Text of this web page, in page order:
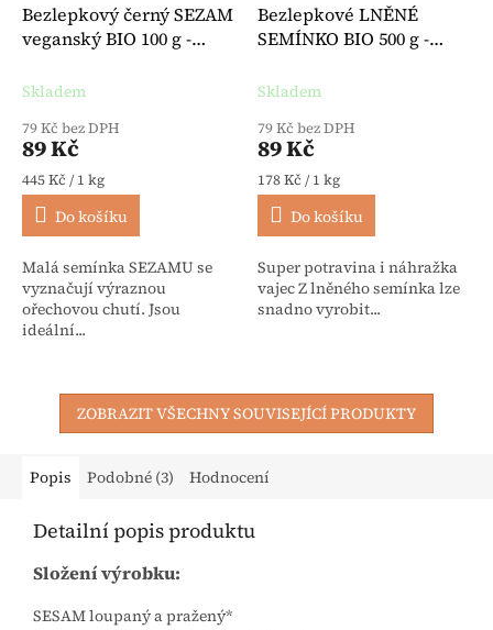
Bezlepkový černý SEZAM
veganský BIO 100 g -
Skladem
79 Kč bez DPH
89 Kč
Měrná cena:
445 Kč / 1 kg
Do košíku
Malá semínka SEZAMU se
vyznačují výraznou
ořechovou chutí. Jsou
ideální...
Bezlepkové LNĚNÉ
SEMÍNKO BIO 500 g -
Skladem
79 Kč bez DPH
89 Kč
Měrná cena:
178 Kč / 1 kg
Do košíku
Super potravina i náhražka
vajec Z lněného semínka lze
snadno vyrobit...
ZOBRAZIT VŠECHNY SOUVISEJÍCÍ PRODUKTY
Popis Podobné (3) Hodnocení
Detailní popis produktu
Složení výrobku:
SESAM loupaný a pražený*